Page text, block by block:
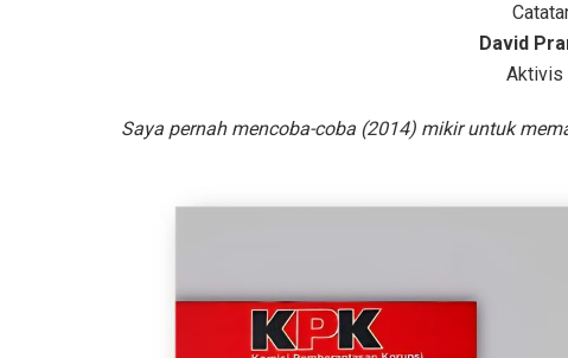
David
Aktivis
Saya pernah mencoba-coba (2014) mikir untuk